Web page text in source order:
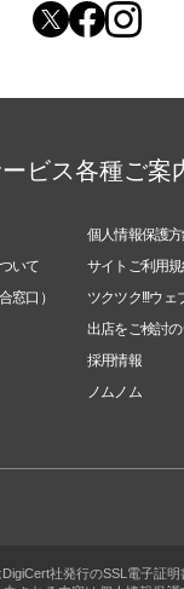
ビス各種ご案
個人情報保護
いて
サイトご利用
窓口）
ツクツク!!!ウェ
出店をご検討
採用情報
ノムノム
社発行のSSL電子証